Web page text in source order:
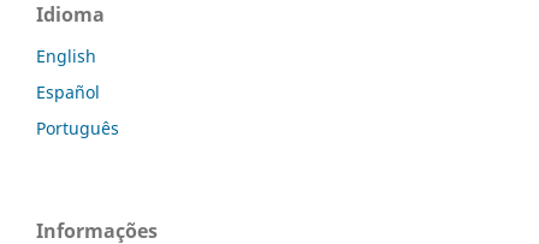
Idioma
English
Español
Português
Informações